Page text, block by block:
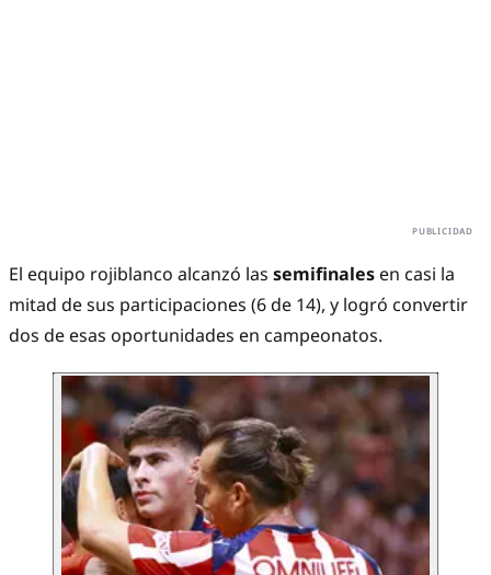
El equipo rojiblanco alcanzó las semifinales en casi la
mitad de sus participaciones (6 de 14), y logró convertir
dos de esas oportunidades en campeonatos.